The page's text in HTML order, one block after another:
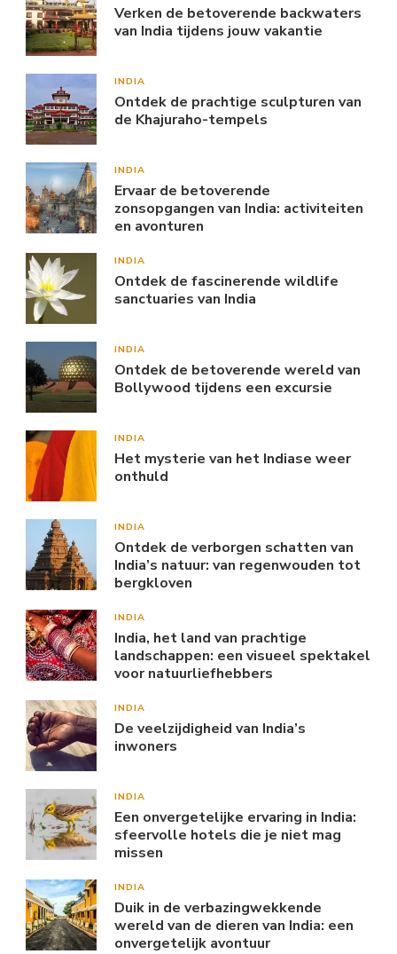
Verken de betoverende backwaters
van India tijdens jouw vakantie
INDIA
Ontdek de prachtige sculpturen van
de Khajuraho-tempels
INDIA
Ervaar de betoverende
zonsopgangen van India: activiteiten
en avonturen
INDIA
Ontdek de fascinerende wildlife
sanctuaries van India
INDIA
Ontdek de betoverende wereld van
Bollywood tijdens een excursie
INDIA
Het mysterie van het Indiase weer
onthuld
INDIA
Ontdek de verborgen schatten van
India’s natuur: van regenwouden tot
bergkloven
INDIA
India, het land van prachtige
landschappen: een visueel spektakel
voor natuurliefhebbers
INDIA
De veelzijdigheid van India’s
inwoners
INDIA
Een onvergetelijke ervaring in India:
sfeervolle hotels die je niet mag
missen
INDIA
Duik in de verbazingwekkende
wereld van de dieren van India: een
onvergetelijk avontuur